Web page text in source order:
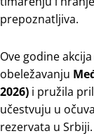
prepoznatljiva.
Ove godine
obeležavanju
2026) i pružila
učestvuju u
rezervata u